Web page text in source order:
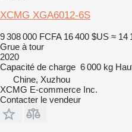
XCMG XGA6012-6S
9 308 000 FCFA 16 400 $US ≈ 14
Grue à tour
2020
Capacité de charge 6 000 kg
Chine, Xuzhou
XCMG E-commerce Inc.
Contacter le vendeur